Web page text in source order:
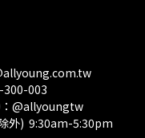
300-003
：@allyoungtw
外) 9:30am-5:30pm